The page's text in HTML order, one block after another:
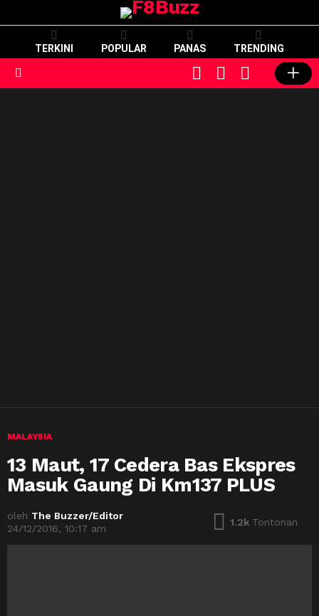
TERKINI POPULAR PANAS TRENDING
SWITCH
SKIN
CART LOGIN
MALAYSIA
13 Maut, 17 Cedera Bas Ekspres
Masuk Gaung Di Km137 PLUS
oleh The Buzzer/Editor
24/12/2016, 10:17 am
1.2k Tontonan